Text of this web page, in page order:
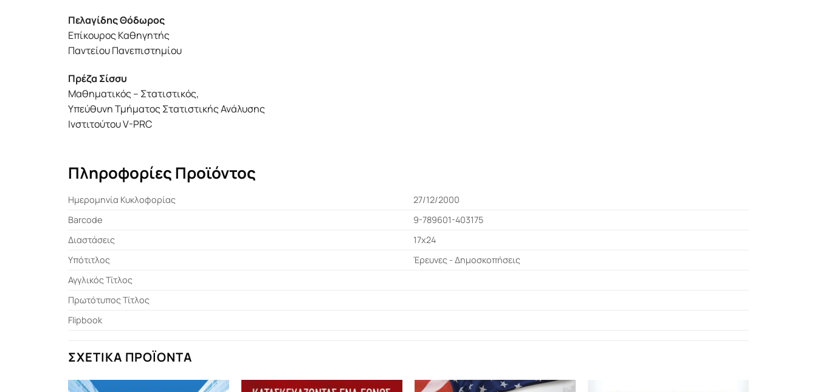
Πελαγίδης Θόδωρος
Επίκουρος Καθηγητής
Παντείου Πανεπιστημίου
Πρέζα Σίσσυ
Μαθηματικός – Στατιστικός,
Υπεύθυνη Τμήματος Στατιστικής Ανάλυσης
Ινστιτούτου V-PRC
Πληροφορίες Προϊόντος
Ημερομηνία Κυκλοφορίας
27/12/2000
Barcode
9-789601-403175
Διαστάσεις
17x24
Υπότιτλος
Έρευνες - Δημοσκοπήσεις
Αγγλικός Τίτλος
Πρωτότυπος Τίτλος
Flipbook
ΣΧΕΤΙΚΆ ΠΡΟΪΌΝΤΑ